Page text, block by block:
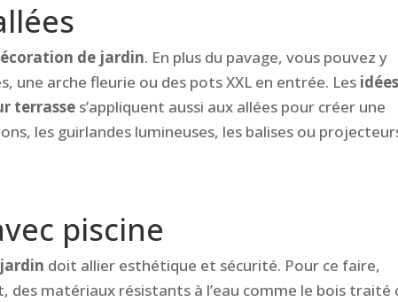
de jardin. En plus du pavage, vous pouvez y
une arche fleurie ou des pots XXL en entrée. Les
terrasse s’appliquent aussi aux allées pour créer une
les guirlandes lumineuses, les balises ou
piscine
doit allier esthétique et sécurité. Pour ce faire,
matériaux résistants à l’eau comme le bois traité